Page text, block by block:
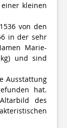
kleinen
von den
in der sehr
Marie-
und sind
Ausstattung
hat.
des